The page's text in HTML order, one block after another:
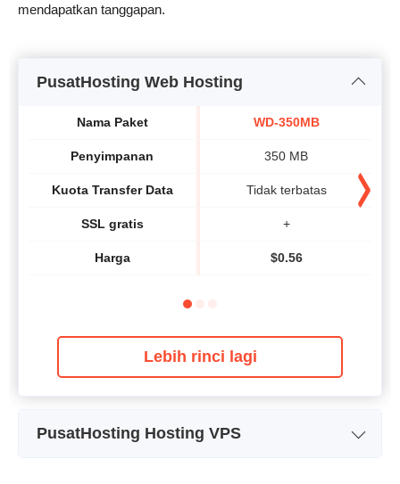
mendapatkan tanggapan.
PusatHosting Web Hosting
Nama Paket
Penyimpanan
Kuota Transfer Data
SSL gratis
Harga
WD-350MB
350 MB
Tidak terbatas
+
$0.56
Lebih rinci lagi
PusatHosting Hosting VPS